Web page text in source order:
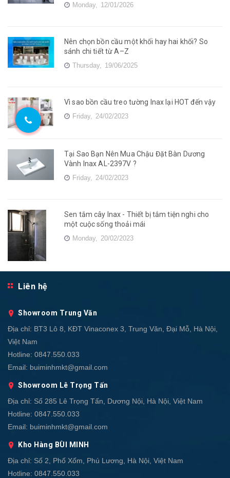
Monday, 12/01/2026
Nên chọn bồn cầu một khối hay hai khối? So
sánh chi tiết từ A–Z
Thursday, 19/06/2025
Vì sao bồn cầu treo tường Inax lại HOT đến vậy
Friday, 24/02/2023
Tại Sao Bạn Nên Mua Chậu Đặt Bàn Dương
Vành Inax AL-2397V ?
Friday, 24/02/2023
Sen tắm cây Inax - Thiết bị tắm tiện nghi cho
một cuộc sống thoải mái
Monday, 20/02/2023
Liên hệ
Showroom Trung Văn
Địa chỉ: BT3 Lô 8, KĐT Vinaconex 3, Trung Văn, Đại Mỗ, Hà Nội,
Việt Nam
Hotline: 0847.550.033
Email: buiminhmkt@gmail.com
Showroom Lê Trọng Tấn
Địa chỉ: Số 285 Lê Trọng Tấn, Dương Nội, Hà Nội, Việt Nam
Hotline: 0847.550.033
Email: buiminhmkt@gmail.com
Kho Hàng BÙI MINH
Địa chỉ: Số 2, Phố Xốm, Phú Lương, Hà Nội, Việt Nam
Hotline: 0847.550.033